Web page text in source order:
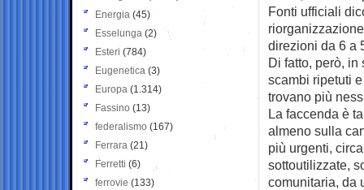
Fonti ufficiali
direzioni da 6 a
Di fatto, però,
scambi ripetuti
trovano più
La faccenda è
almeno sulla
più urgenti,
sottoutilizzate,
comunitaria, da
Energia (45)
Esselunga (2)
Esteri (784)
Eugenetica (3)
Europa (1.314)
Fassino (13)
federalismo (167)
Ferrara (21)
Ferretti (6)
ferrovie (133)